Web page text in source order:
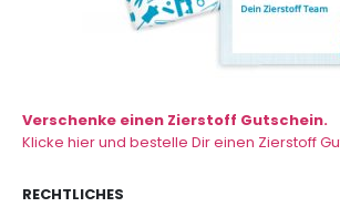
Verschenke einen Zierstoff Gutschein.
Klicke hier und bestelle Dir einen Zierstoff
RECHTLICHES